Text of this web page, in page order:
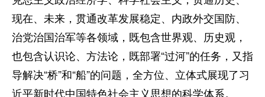
现在、未来，贯通改革发展稳定、内政外交国防、
治党治国治军等各领域，既包含世界观、历史观，
也包含认识论、方法论，既部署“过河”的任务，又指
导解决“桥”和“船”的问题，全方位、立体式展现了习
近平新时代中国特色社会主义思想的科学体系。